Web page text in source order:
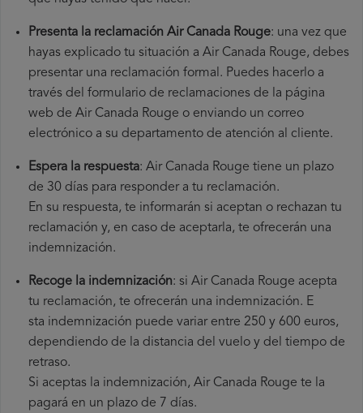
Presenta la reclamación Air Canada Rouge: una vez que
hayas explicado tu situación a Air Canada Rouge, debes
presentar una reclamación formal. Puedes hacerlo a
través del formulario de reclamaciones de la página
web de Air Canada Rouge o enviando un correo
electrónico a su departamento de atención al cliente.
Espera la respuesta: Air Canada Rouge tiene un plazo
de 30 días para responder a tu reclamación.
En su respuesta, te informarán si aceptan o rechazan tu
reclamación y, en caso de aceptarla, te ofrecerán una
indemnización.
Recoge la indemnización: si Air Canada Rouge acepta
tu reclamación, te ofrecerán una indemnización. E
sta indemnización puede variar entre 250 y 600 euros,
dependiendo de la distancia del vuelo y del tiempo de
retraso.
Si aceptas la indemnización, Air Canada Rouge te la
pagará en un plazo de 7 días.